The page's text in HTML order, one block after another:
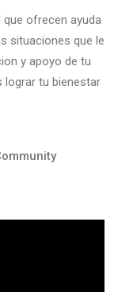
que ofrecen ayuda
situaciones que le
y apoyo de tu
lograr tu bienestar